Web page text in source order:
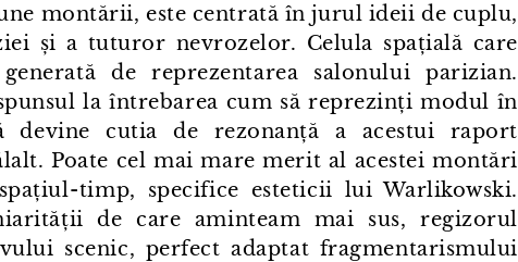
montării, este centrată în jurul ideii de cuplu,
și a tuturor nevrozelor. Celula spațială care
de reprezentarea salonului parizian.
la întrebarea cum să reprezinți modul în
devine cutia de rezonanță a acestui raport
Poate cel mai mare merit al acestei montări
⁠timp, specifice esteticii lui Warlikowski.
de care aminteam mai sus, regizorul
scenic, perfect adaptat fragmentarismului